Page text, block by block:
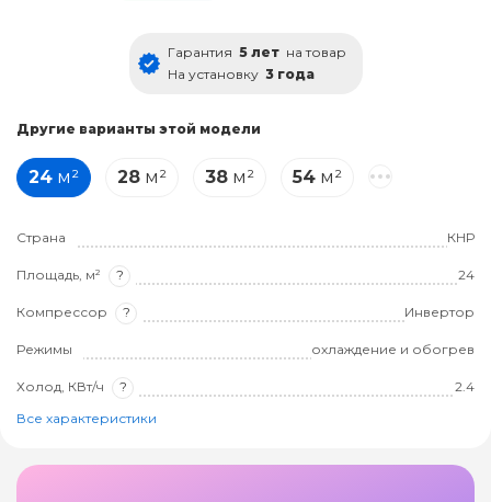
Гарантия 5 лет на товар
На установку 3 года
Другие варианты этой модели
24 м² 28 м² 38 м² 54 м²
Страна КНР
Площадь, м² ? 24
Компрессор ? Инвертор
Режимы охлаждение и обогрев
Холод, КВт/ч ?
2.4
Все характеристики